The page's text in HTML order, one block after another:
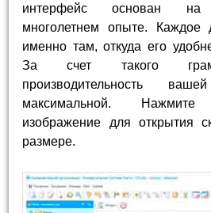
интерфейс основан на
многолетнем опыте. Каждое
именно там, откуда его
За счет такого
производительность
максимальной.
изображение для открытия
размере.